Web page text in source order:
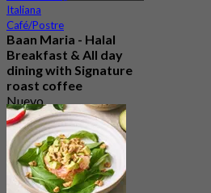
Italiana
Café/Postre
Baan Maria - Halal
Breakfast & All day
dining with Signature
roast coffee
Nuevo
4.8
Desde฿ 272.5